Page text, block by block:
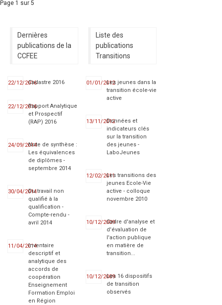
Page 1 sur 5
Dernières
publications de la
CCFEE
22/12/2016Cadastre 2016
22/12/2016Rapport Analytique
et Prospectif
(RAP) 2016
24/09/2014Note de synthèse :
Les équivalences
de diplômes -
septembre 2014
30/04/2014Du travail non
qualifié à la
qualification -
Compte-rendu -
avril 2014
11/04/2014Inventaire
descriptif et
analytique des
accords de
coopération
Enseignement
Formation Emploi
en Région
Liste des
publications
Transitions
01/01/2012Les jeunes dans la
transition école-vie
active
13/11/2012Données et
indicateurs clés
sur la transition
des jeunes -
LaboJeunes
12/02/2011Les transitions des
jeunes Ecole-Vie
active - colloque
novembre 2010
10/12/2009Cadre d'analyse et
d'évaluation de
l'action publique
en matière de
transition...
10/12/2009Les 16 dispositifs
de transition
observés